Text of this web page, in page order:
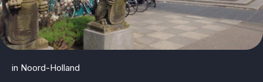
in Noord-Holland
Protected by WP Anti-Hacker